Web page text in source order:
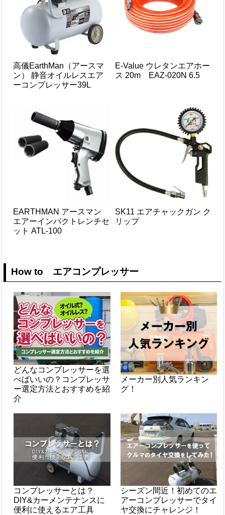
高儀EarthMan（アースマ
ン） 静音オイルレスエア
ーコンプレッサー39L
E-Value ウレタンエアホー
ス 20m EAZ-020N 6.5
EARTHMAN アースマン
エアーインパクトレンチセ
ット ATL-100
SK11 エアチャックガン ク
リップ
How to エアコンプレッサー
どんなコンプレッサーを選
べばいいの？コンプレッサ
ー選定方法とおすすめを紹
介
メーカー別人気ランキン
グ！
コンプレッサーとは？
DIY&カーメンテナンスに
便利に使えるエア工具
シーズン間近！初めてのエ
アーコンプレッサーでタイ
ヤ交換にチャレンジ！